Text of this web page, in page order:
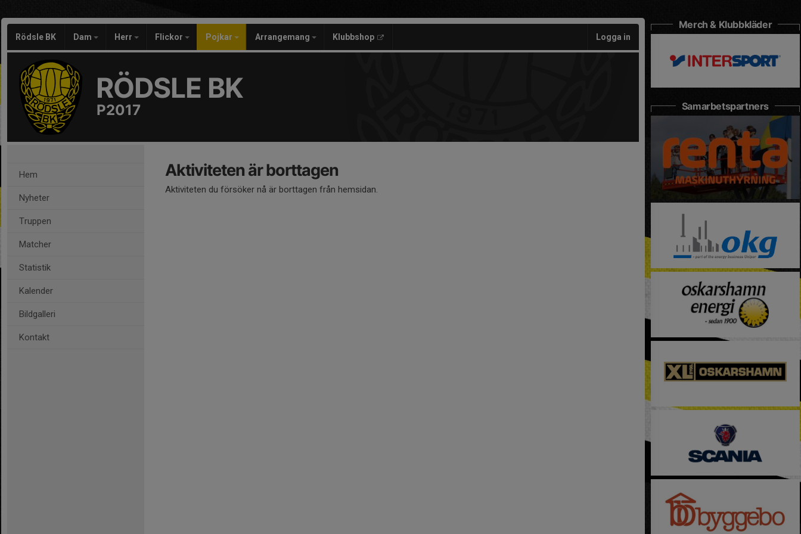
Rödsle BK Dam Herr Flickor Pojkar Arrangemang Klubbshop Logga in
RÖDSLE BK
P2017
Hem
Nyheter
Truppen
Matcher
Statistik
Kalender
Bildgalleri
Kontakt
Aktiviteten är borttagen
Aktiviteten du försöker nå är borttagen från hemsidan.
Merch & Klubbkläder
Samarbetspartners